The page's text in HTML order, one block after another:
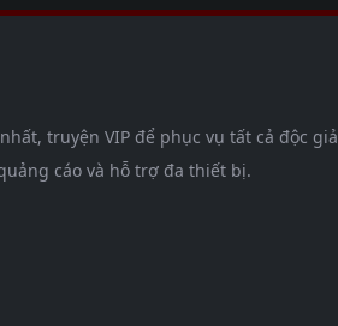
truyện VIP để phục vụ tất cả độc giả
cáo và hỗ trợ đa thiết bị.